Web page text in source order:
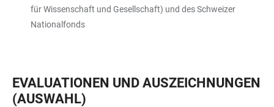
für Wissenschaft und Gesellschaft) und des Schweizer
Nationalfonds
EVALUATIONEN UND AUSZEICHNUNGEN
(AUSWAHL)